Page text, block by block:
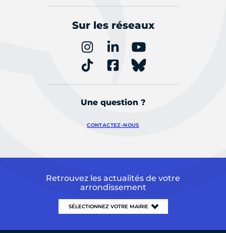
Sur les réseaux
Une question ?
CONTACTEZ-NOUS
Retrouvez les actualités de votre
arrondissement